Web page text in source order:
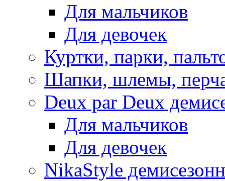
Для мальчиков
Для девочек
Куртки, парки,
Шапки, шлемы,
Deux par Deux
Для мальчиков
Для девочек
NikaStyle